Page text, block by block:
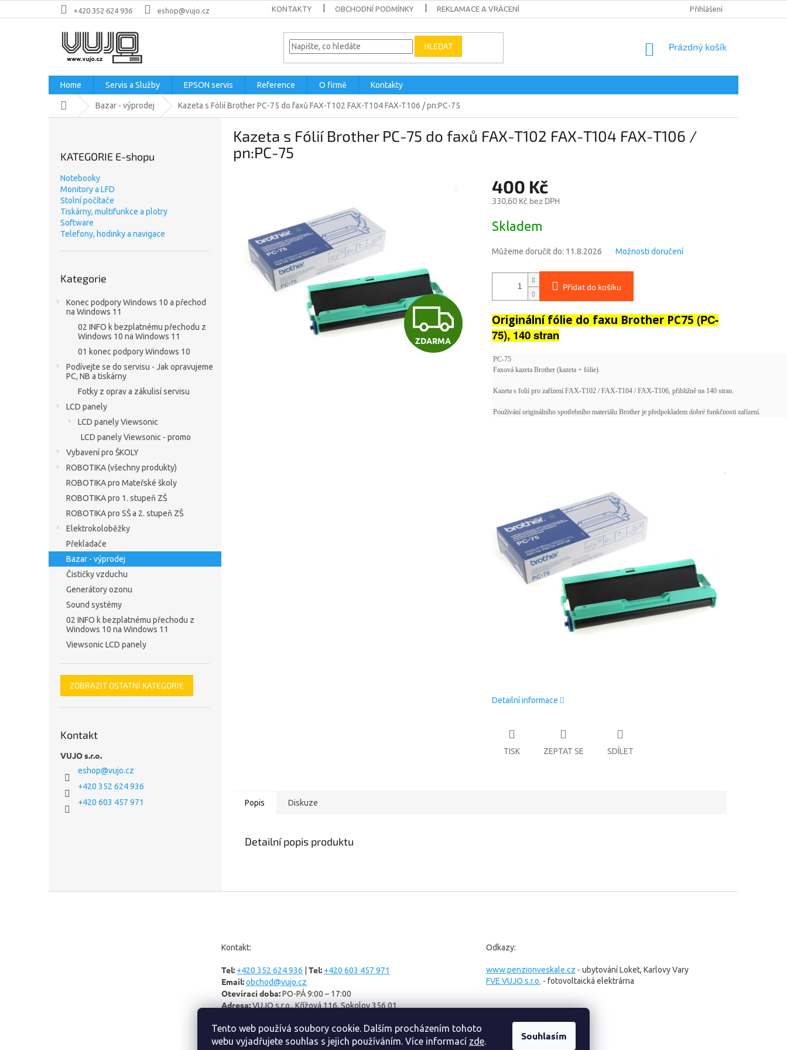
Tento web používá soubory cookie. Dalším procházením tohoto
webu vyjadřujete souhlas s jejich používáním. Více informací zde. Souhlasím
na
+420 352 624 936 eshop@vujo.cz KONTAKTY OBCHODNÍ PODMÍNKY REKLAMACE A VRÁCENÍ PODMÍNKY OCHRANY OSOBNÍCH ÚDAJŮ
Přihlášení
HLEDAT
NÁKUPNÍ
Prázdný košík
Home Servis a Služby EPSON servis Reference O firmě Kontakty
Domů Bazar - výprodej Kazeta s Fólií Brother PC-75 do faxů FAX-T102 FAX-T104 FAX-T106 / pn:PC-75
KATEGORIE E-shopu
Notebooky
Monitory a LFD
Stolní počítače
Tiskárny, multifunkce a plotry
Software
Telefony, hodinky a navigace
kategorie
Kategorie
Konec podpory Windows 10 a přechod
na Windows 11
02 INFO k bezplatnému přechodu z
Windows 10 na Windows 11
01 konec podpory Windows 10
Podívejte se do servisu - Jak opravujeme
PC, NB a tiskárny
Fotky z oprav a zákulisí servisu
LCD panely
LCD panely Viewsonic
LCD panely Viewsonic - promo
Vybavení pro ŠKOLY
ROBOTIKA (všechny produkty)
ROBOTIKA pro Mateřské školy
ROBOTIKA pro 1. stupeň ZŠ
ROBOTIKA pro SŠ a 2. stupeň ZŠ
Elektrokoloběžky
Překladače
Bazar - výprodej
Čističky vzduchu
Generátory ozonu
Sound systémy
02 INFO k bezplatnému přechodu z
Windows 10 na Windows 11
Viewsonic LCD panely
ZOBRAZIT OSTATNÍ KATEGORIE
Kontakt
VUJO s.r.o.
eshop@vujo.cz
+420 352 624 936
+420 603 457 971
Kazeta s Fólií Brother PC-75 do faxů FAX-T102 FAX-T104 FAX-T106 /
pn:PC-75
Z
D
ZDARMA
400 Kč
330,60 Kč bez DPH
cena:
Skladem
Můžeme doručit do: 11.8.2026 Možnosti doručení
Přidat do košíku
Originální fólie do faxu Brother PC75 (PC-
75), 140 stran
PC-75
Faxová kazeta Brother (kazeta + fólie)
Kazeta s folií pro zařízení FAX-T102 / FAX-T104 / FAX-T106, přibližně na 140 stran.
Používání originálního spotřebního materiálu Brother je předpokladem dobré funkčnosti zařízení.
Detailní informace
TISK ZEPTAT SE SDÍLET
Popis Diskuze
Detailní popis produktu
Kontakt:
Tel: +420 352 624 936 Tel: +420 603 457 971
Email:obchod@vujo.cz
Otevírací doba:PO-PÁ 9:00 – 17:00
Adresa:VUJO s.r.o., Křížová 116, Sokolov 356 01
Odkazy:
www.penzionveskale.cz - ubytování Loket, Karlovy Vary
FVE VUJO s.r.o. - fotovoltaická elektrárna